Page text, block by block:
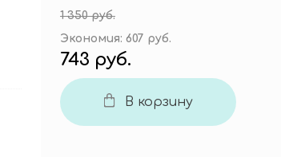
1 350 руб.
Экономия: 607 руб.
743 руб.
В корзину